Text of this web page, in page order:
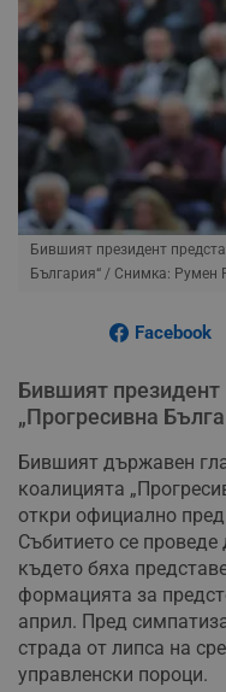
Бившият президент
България“ / Снимка: Румен
Facebook
Бившият президент
„Прогресивна
Бившият държавен
коалицията
откри официално
Събитието се проведе
където бяха
формацията за
април. Пред
страда от липса на
управленски пороци.